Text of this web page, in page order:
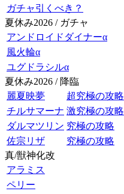
ガチャ引くべき？
夏休み2026 / ガチャ
アンドロイドダイナーα
風火輪α
ユグドラシルα
夏休み2026 / 降臨
麗夏映夢
超究極の攻略
チルサマーナ 激究極の攻略
ダルマツリン 究極の攻略
佐宗リザ
究極の攻略
真/獣神化改
アラミス
ペリー